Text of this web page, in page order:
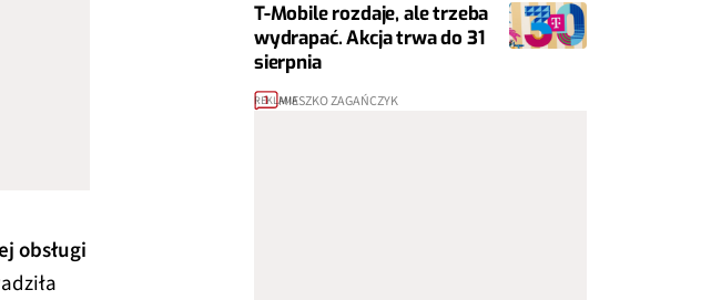
obsługi
T-Mobile rozdaje, ale trzeba
wydrapać. Akcja trwa do 31
sierpnia
1 MIESZKO ZAGAŃCZYK